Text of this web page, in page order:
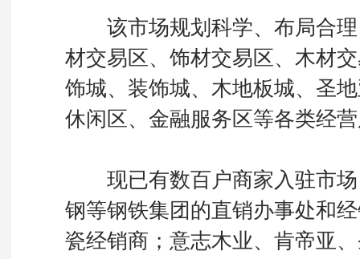
该市场规划科学、布局合理
材交易区、饰材交易区、木材
饰城、装饰城、木地板城、圣
休闲区、金融服务区等各类经
现已有数百户商家入驻市场
钢等钢铁集团的直销办事处和
瓷经销商；意志木业、肯帝亚